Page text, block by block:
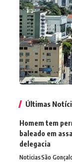
Últimas
Homem tem
baleado em
delegacia
NoticiasSão